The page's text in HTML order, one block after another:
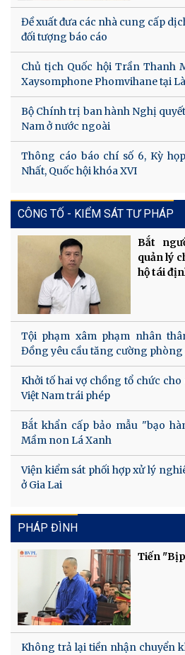
Đề xuất đưa các nhà cung cấp
đối tượng báo cáo
Chủ tịch Quốc hội Trần Thanh
Xaysomphone Phomvihane tại
Bộ Chính trị ban hành Nghị
Nam ở nước ngoài
Thông cáo báo chí số 6, Kỳ
Nhất, Quốc hội khóa XVI
CÔNG TỐ - KIỂM SÁT TƯ PHÁP
Bắt
quản lý
hộ tái
Tội phạm xâm phạm nhân
Đồng yêu cầu tăng cường
Khởi tố hai vợ chồng tổ chức
Việt Nam trái phép
Bắt khẩn cấp bảo mẫu "bạo
Mầm non Lá Xanh
Viện kiểm sát phối hợp xử lý
ở Gia Lai
PHÁP ĐÌNH
Tiến
Không trả lại tiền nhận chuyển